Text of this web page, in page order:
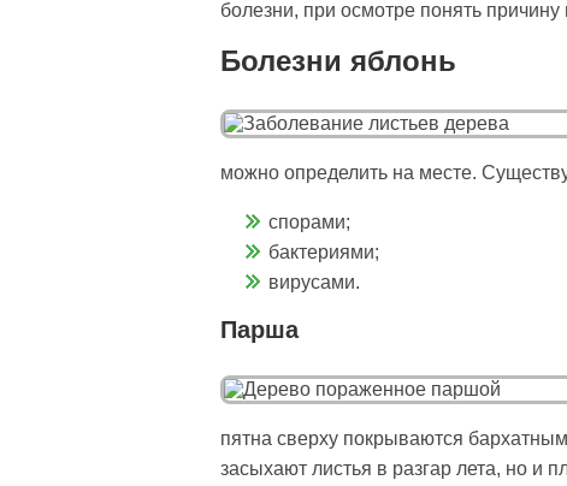
болезни, при осмотре понять
Болезни яблонь
можно определить на месте.
спорами;
бактериями;
вирусами.
Парша
пятна сверху покрываются
засыхают листья в разгар лета, но и